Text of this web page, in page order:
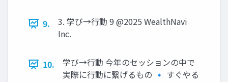
9.
3. 学び→⾏動 9 @2025 WealthNavi
Inc.
10.
学び→⾏動 今年のセッションの中で
実際に⾏動に繋げるもの 🔹 すぐやる